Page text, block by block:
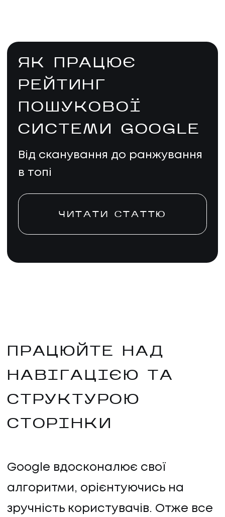
ЯК ПРАЦЮЄ
РЕЙТИНГ
ПОШУКОВОЇ
СИСТЕМИ GOOGLE
Від сканування до ранжування
в топі
ЧИТАТИ СТАТТЮ
ПРАЦЮЙТЕ НАД
НАВІГАЦІЄЮ ТА
СТРУКТУРОЮ
СТОРІНКИ
Google вдосконалює свої
алгоритми, орієнтуючись на
зручність користувачів. Отже все